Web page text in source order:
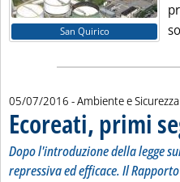
San Quirico
05/07/2016 - Ambiente e Sicurezza
Ecoreati, primi
Dopo l'introduzione della legge
repressiva ed efficace. Il